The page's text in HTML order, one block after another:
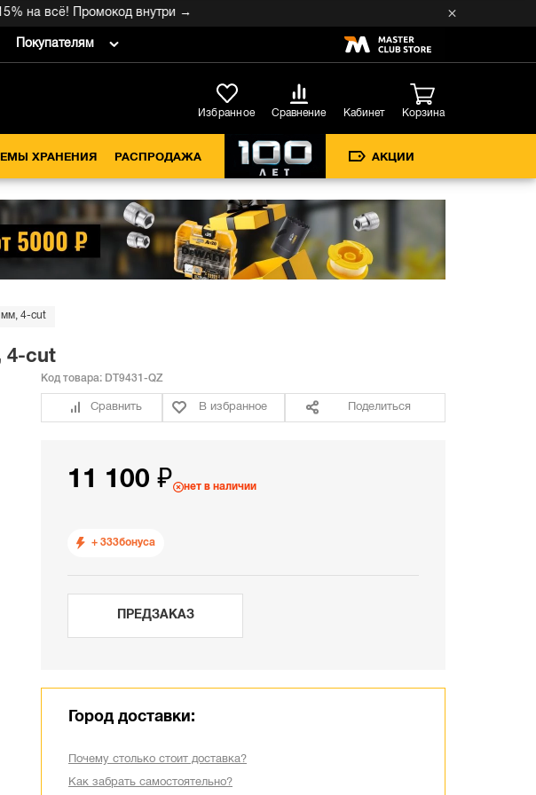
всё! Промокод внутри →
Покупателям
Избранное Сравнение Кабинет Корзина
ХРАНЕНИЯ РАСПРОДАЖА АКЦИИ
мм, 4-cut
4-cut
Код товара: DT9431-QZ
Сравнить В избранное Поделиться
11 100 ₽ нет в наличии
+ 333бонуса
ПРЕДЗАКАЗ
Город доставки:
Почему столько стоит доставка?
Как забрать самостоятельно?